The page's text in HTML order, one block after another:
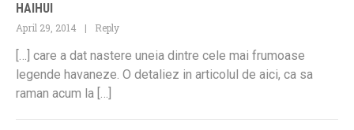
HAIHUI
April 29, 2014 Reply
[…] care a dat nastere uneia dintre cele mai frumoase
legende havaneze. O detaliez in articolul de aici, ca sa
raman acum la […]